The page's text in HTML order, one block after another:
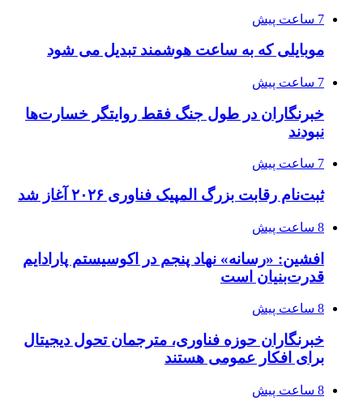
7 ساعت پیش
موبایلی که به ساعت هوشمند تبدیل می شود
7 ساعت پیش
خبرنگاران در طول جنگ فقط روایتگر خسارت‌ها
نبودند
7 ساعت پیش
ثبت‌نام رقابت بزرگ المپیک فناوری ۲۰۲۶ آغاز شد
8 ساعت پیش
افشین: «رسانه» نهاد پنجم در اکوسیستم پارادایم
قدرت‌بنیان است
8 ساعت پیش
خبرنگاران حوزه فناوری، مترجمان تحول دیجیتال
برای افکار عمومی هستند
8 ساعت پیش